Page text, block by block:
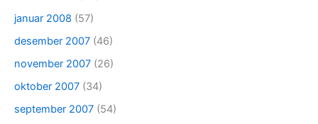
januar 2008 (57)
desember 2007 (46)
november 2007 (26)
oktober 2007 (34)
september 2007 (54)